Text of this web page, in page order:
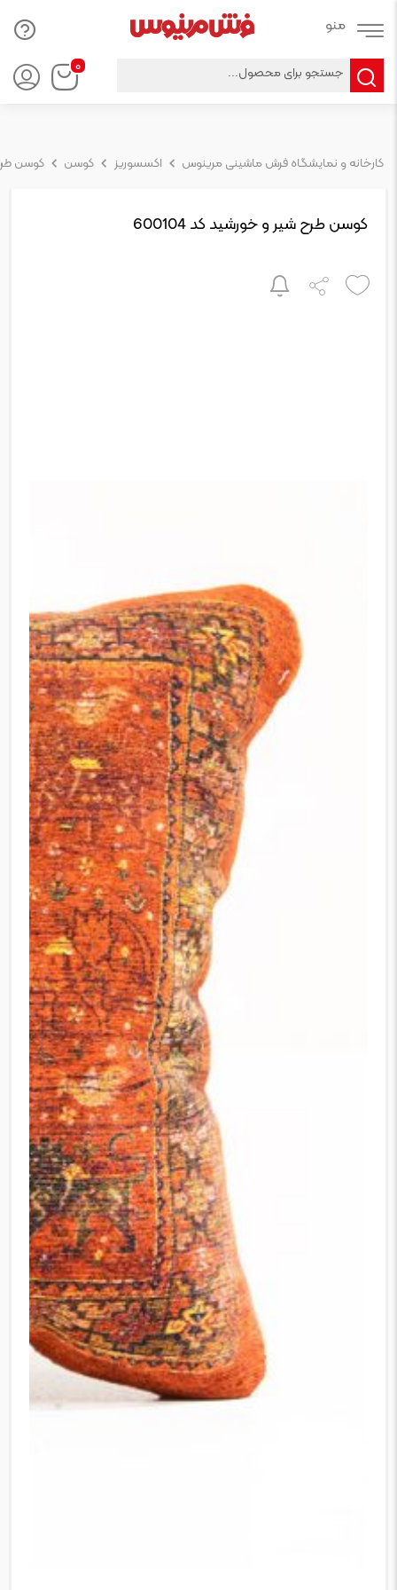
۰
Products
search
کارخانه و نمایشگاه فرش ماشینی مرینوس اکسسوریز کوسن کوسن طرح
کوسن طرح شیر و خورشید کد 600104